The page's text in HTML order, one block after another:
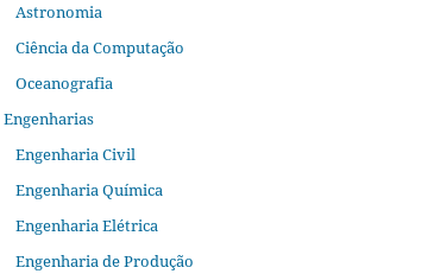
Astronomia
Ciência da Computação
Oceanografia
Engenharias
Engenharia Civil
Engenharia Química
Engenharia Elétrica
Engenharia de Produção